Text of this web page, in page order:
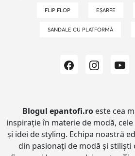
FLIP FLOP EȘARFE
SANDALE CU PLATFORMĂ
Blogul epantofi.ro este cea
inspirație în materie de modă,
și idei de styling. Echipa noastră
din pasionați de modă și stiliști